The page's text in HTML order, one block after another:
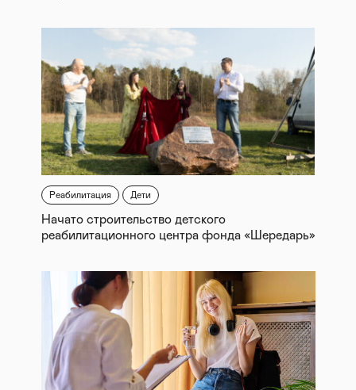
Реабилитация Дети
Начато строительство детского
реабилитационного центра фонда «Шередарь»